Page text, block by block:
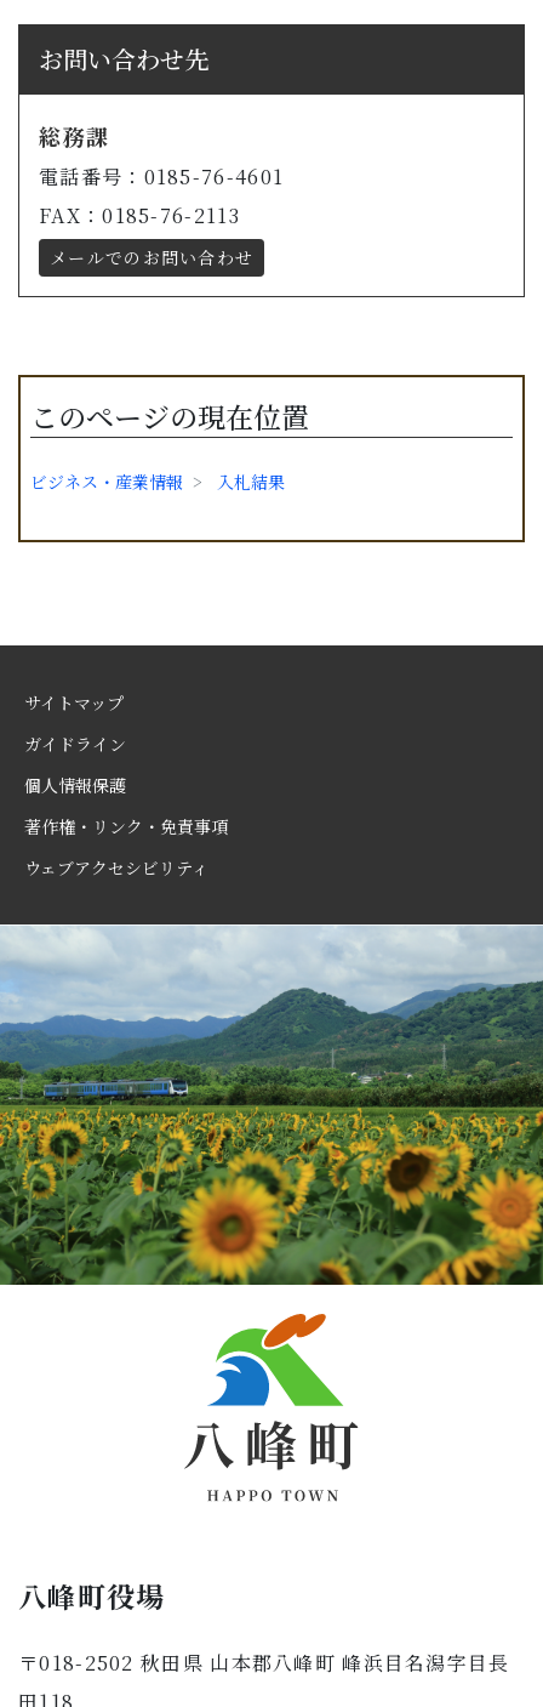
お問い合わせ先
総務課
電話番号：0185-76-4601
FAX：0185-76-2113
メールでのお問い合わせ
このページの現在位置
ビジネス・産業情報 入札結果
サイトマップ
ガイドライン
個人情報保護
著作権・リンク・免責事項
ウェブアクセシビリティ
八峰町役場
〒018-2502 秋田県 山本郡八峰町 峰浜目名潟字目長
田118